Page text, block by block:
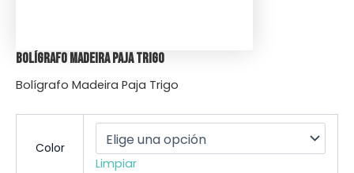
Bolígrafo Madeira Paja Trigo
Bolígrafo Madeira Paja Trigo
Color
Limpiar